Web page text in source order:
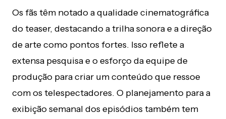
Os fãs têm notado a qualidade cinematográfica
do teaser, destacando a trilha sonora e a direção
de arte como pontos fortes. Isso reflete a
extensa pesquisa e o esforço da equipe de
produção para criar um conteúdo que ressoe
com os telespectadores. O planejamento para a
exibição semanal dos episódios também tem